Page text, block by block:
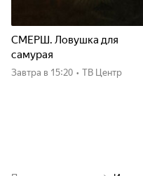
СМЕРШ. Ловушка для
самурая
Завтра в 15:20 • ТВ Центр